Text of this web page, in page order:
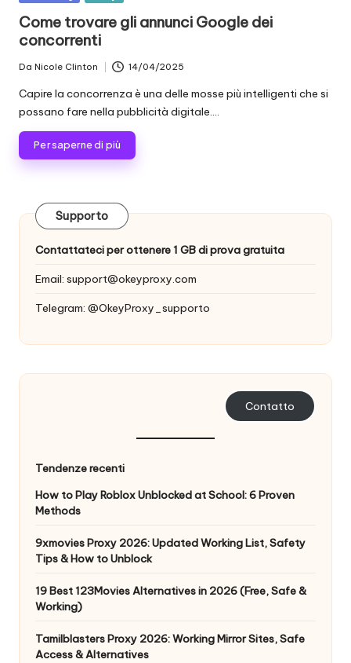
zi
a
li
p
e
r
g
ni
si
e
n
scraping
di
dati
altro
ancora.
Come trovare gli annunci Google dei
concorrenti
da
Da Nicole Clinton 14/04/2025
Capire la concorrenza è una delle mosse più intelligenti che si
possano fare nella pubblicità digitale....
Per saperne di più
Supporto
Contattateci per ottenere 1 GB di prova gratuita
Email: support@okeyproxy.com
Telegram: @OkeyProxy_supporto
Contatto
Tendenze recenti
How to Play Roblox Unblocked at School: 6 Proven
Methods
9xmovies Proxy 2026: Updated Working List, Safety
Tips & How to Unblock
19 Best 123Movies Alternatives in 2026 (Free, Safe &
Working)
Tamilblasters Proxy 2026: Working Mirror Sites, Safe
Access & Alternatives